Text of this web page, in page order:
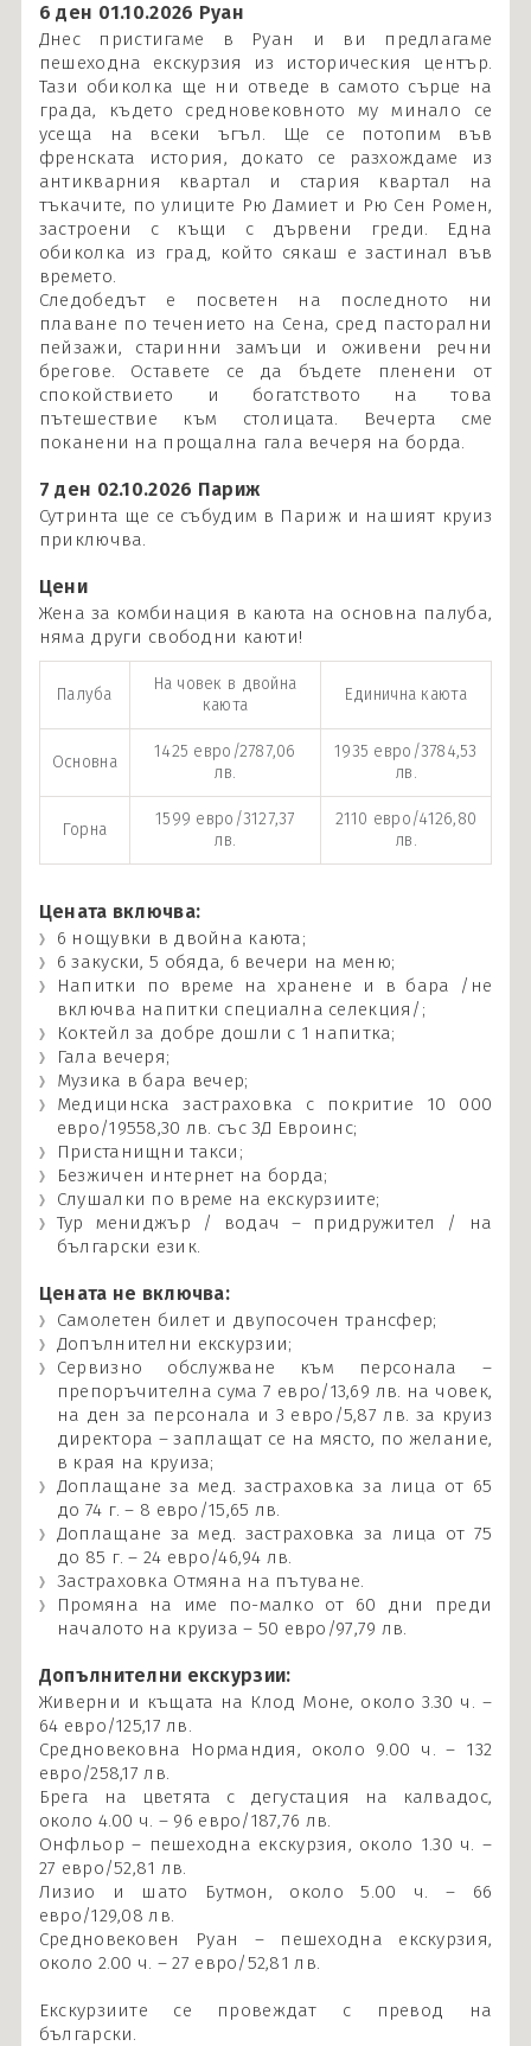
6 ден 01.10.2026 Руан
Днес пристигаме в Руан и ви предлагаме
пешеходна екскурзия из историческия център.
Тази обиколка ще ни отведе в самото сърце на
града, където средновековното му минало се
усеща на всеки ъгъл. Ще се потопим във
френската история, докато се разхождаме из
антикварния квартал и стария квартал на
тъкачите, по улиците Рю Дамиет и Рю Сен Ромен,
застроени с къщи с дървени греди. Една
обиколка из град, който сякаш е застинал във
времето.
Следобедът е посветен на последното ни
плаване по течението на Сена, сред пасторални
пейзажи, старинни замъци и оживени речни
брегове. Оставете се да бъдете пленени от
спокойствието и богатството на това
пътешествие към столицата. Вечерта сме
поканени на прощална гала вечеря на борда.
7 ден 02.10.2026 Париж
Сутринта ще се събудим в Париж и нашият круиз
приключва.
Цени
Жена за комбинация в каюта на основна палуба,
няма други свободни каюти!
Палуба
На човек в двойна
каюта
Единична каюта
Основна
1425 евро/2787,06
лв.
1935 евро/3784,53
лв.
Горна
1599 евро/3127,37
лв.
2110 евро/4126,80
лв.
Цената включва:
6 нощувки в двойна каюта;
6 закуски, 5 обяда, 6 вечери на меню;
Напитки по време на хранене и в бара /не
включва напитки специална селекция/;
Коктейл за добре дошли с 1 напитка;
Гала вечеря;
Музика в бара вечер;
Медицинска застраховка с покритие 10 000
евро/19558,30 лв. със ЗД Евроинс;
Пристанищни такси;
Безжичен интернет на борда;
Слушалки по време на екскурзиите;
Тур мениджър / водач – придружител / на
български език.
Цената не включва:
Самолетен билет и двупосочен трансфер;
Допълнителни екскурзии;
Сервизно обслужване към персонала –
препоръчителна сума 7 евро/13,69 лв. на човек,
на ден за персонала и 3 евро/5,87 лв. за круиз
директора – заплащат се на място, по желание,
в края на круиза;
Доплащане за мед. застраховка за лица от 65
до 74 г. – 8 евро/15,65 лв.
Доплащане за мед. застраховка за лица от 75
до 85 г. – 24 евро/46,94 лв.
Застраховка Отмяна на пътуване.
Промяна на име по-малко от 60 дни преди
началото на круиза – 50 евро/97,79 лв.
Допълнителни екскурзии:
Живерни и къщата на Клод Моне, около 3.30 ч. –
64 евро/125,17 лв.
Средновековна Нормандия, около 9.00 ч. – 132
евро/258,17 лв.
Брега на цветята с дегустация на калвадос,
около 4.00 ч. – 96 евро/187,76 лв.
Онфльор – пешеходна екскурзия, около 1.30 ч. –
27 евро/52,81 лв.
Лизио и шато Бутмон, около 5.00 ч. – 66
евро/129,08 лв.
Средновековен Руан – пешеходна екскурзия,
около 2.00 ч. – 27 евро/52,81 лв.
Екскурзиите се провеждат с превод на
български.